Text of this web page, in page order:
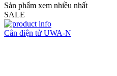
Sản phẩm xem nhiều nhất
SALE
Cân điện tử UWA-N